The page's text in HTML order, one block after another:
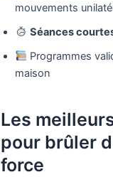
mouvements
Séances
Programmes
maison
Les
pour brûler
force